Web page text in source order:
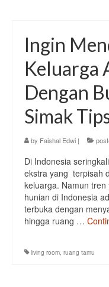
Ingin
Keluarga
Dengan
Simak
by Faishal Edwi |
Di Indonesia
ekstra yang terpisah
keluarga. Namun
hunian di Indonesia
terbuka dengan
hingga ruang …
living room, ruang tamu